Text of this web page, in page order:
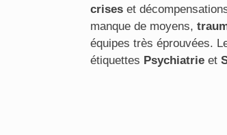
crises et
manque de moyens,
équipes très éprouvées.
étiquettes Psychiatrie et